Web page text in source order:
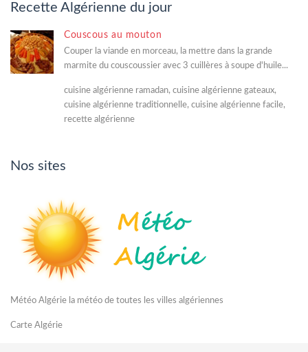
Recette Algérienne du jour
Couscous au mouton
Couper la viande en morceau, la mettre dans la grande
marmite du couscoussier avec 3 cuillères à soupe d'huile...
cuisine algérienne ramadan, cuisine algérienne gateaux,
cuisine algérienne traditionnelle, cuisine algérienne facile,
recette algérienne
Nos sites
Météo Algérie la météo de toutes les villes algériennes
Carte Algérie